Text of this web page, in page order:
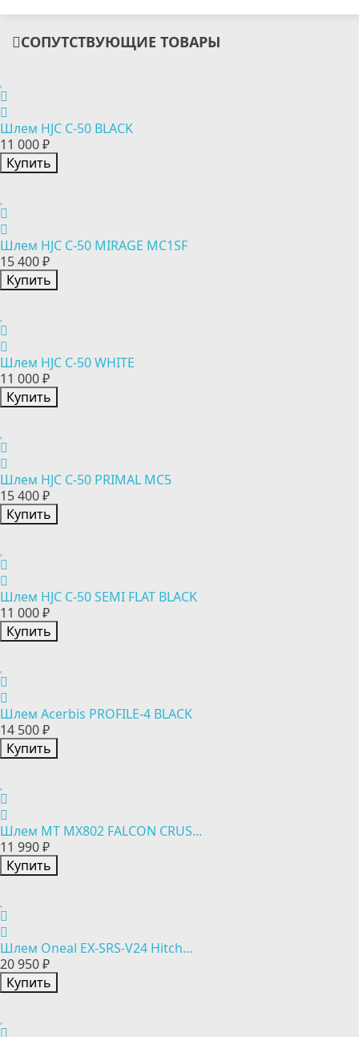
СОПУТСТВУЮЩИЕ ТОВАРЫ
Шлем HJC C-50 BLACK
11 000 ₽
Купить
Шлем HJC C-50 MIRAGE MC1SF
15 400 ₽
Купить
Шлем HJC C-50 WHITE
11 000 ₽
Купить
Шлем HJC C-50 PRIMAL MC5
15 400 ₽
Купить
Шлем HJC C-50 SEMI FLAT BLACK
11 000 ₽
Купить
Шлем Acerbis PROFILE-4 BLACK
14 500 ₽
Купить
Шлем MT MX802 FALCON CRUS...
11 990 ₽
Купить
Шлем Oneal EX-SRS-V24 Hitch...
20 950 ₽
Купить